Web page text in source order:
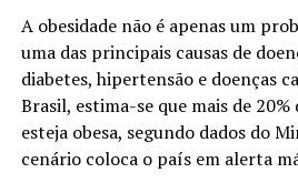
A obesidade não é apenas um
uma das principais causas de
diabetes, hipertensão e doenças
Brasil, estima-se que mais de
esteja obesa, segundo dados do
cenário coloca o país em alerta